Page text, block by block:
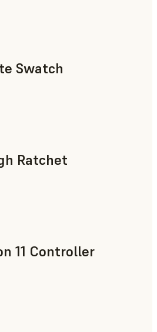
Swatch
Ratchet
11 Controller